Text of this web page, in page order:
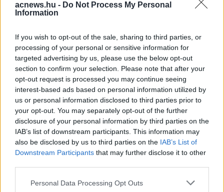
acnews.hu - Do Not Process My Personal
Information
If you wish to opt-out of the sale, sharing to third parties, or
processing of your personal or sensitive information for
targeted advertising by us, please use the below opt-out
section to confirm your selection. Please note that after your
opt-out request is processed you may continue seeing
interest-based ads based on personal information utilized by
us or personal information disclosed to third parties prior to
your opt-out. You may separately opt-out of the further
disclosure of your personal information by third parties on the
IAB’s list of downstream participants. This information may
also be disclosed by us to third parties on the IAB’s List of
Downstream Participants that may further disclose it to other
Please note that this website/app uses one or more Google
Personal Data Processing Opt Outs
Reddit Telegram
Email
Hirdetés